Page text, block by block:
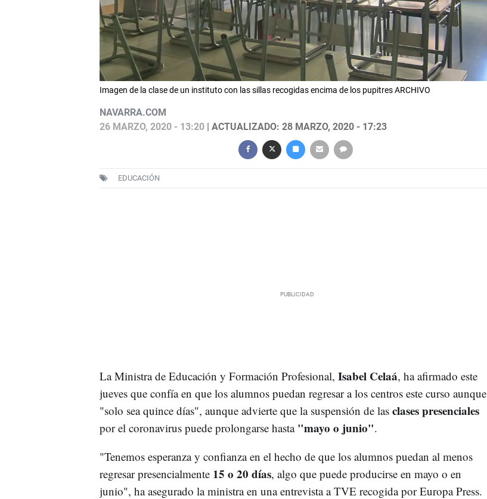
Imagen de la clase de un instituto con las sillas recogidas encima de los pupitres ARCHIVO
NAVARRA.COM
26 MARZO, 2020 - 13:20| ACTUALIZADO: 28 MARZO, 2020 - 17:23
EDUCACIÓN
La Ministra de Educación y Formación Profesional, Isabel Celaá, ha afirmado este
jueves que confía en que los alumnos puedan regresar a los centros este curso aunque
"solo sea quince días", aunque advierte que la suspensión de las clases presenciales
por el coronavirus puede prolongarse hasta "mayo o junio".
"Tenemos esperanza y confianza en el hecho de que los alumnos puedan al menos
regresar presencialmente 15 o 20 días, algo que puede producirse en mayo o en
junio", ha asegurado la ministra en una entrevista a TVE recogida por Europa Press.